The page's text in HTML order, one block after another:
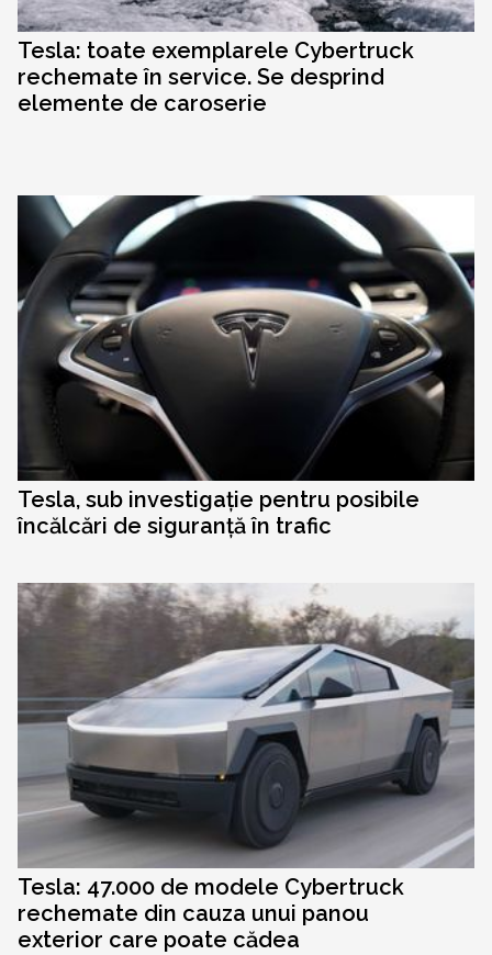
Tesla: toate exemplarele Cybertruck
rechemate în service. Se desprind
elemente de caroserie
Tesla, sub investigație pentru posibile
încălcări de siguranță în trafic
Tesla: 47.000 de modele Cybertruck
rechemate din cauza unui panou
exterior care poate cădea